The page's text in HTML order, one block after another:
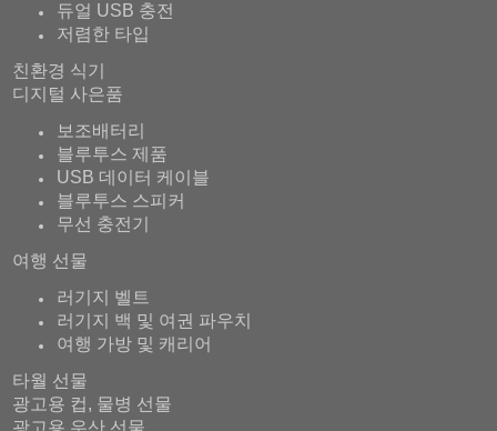
듀얼 USB 충전
저렴한 타입
친환경 식기
디지털 사은품
보조배터리
블루투스 제품
USB 데이터 케이블
블루투스 스피커
무선 충전기
여행 선물
러기지 벨트
러기지 백 및 여권 파우치
여행 가방 및 캐리어
타월 선물
광고용 컵, 물병 선물